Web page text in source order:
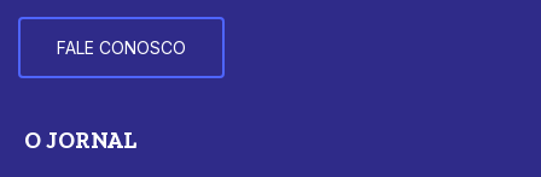
FALE CONOSCO
O JORNAL